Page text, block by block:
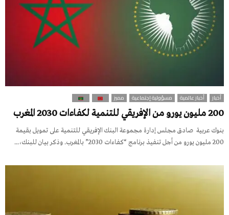
أخبار أخبار عالمية مسؤولية إجتماعية مميز
200 مليون يورو من الإفريقي للتنمية لكفاءات 2030 المغرب
بنوك عربية صادق مجلس إدارة مجموعة البنك الإفريقي للتنمية على تمويل بقيمة
200 مليون يورو من أجل تنفيذ برنامج “كفاءات 2030” بالمغرب. وذكر بيان للبنك،...